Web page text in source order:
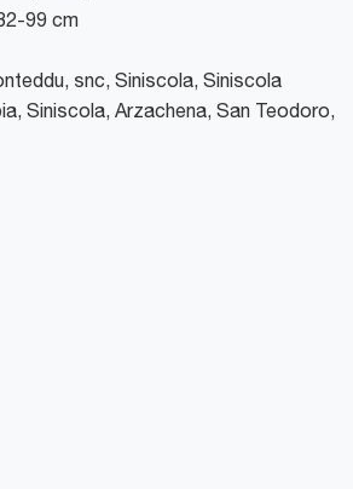
99 cm
snc, Siniscola Siniscola
Siniscola, Arzachena, San Teodoro,